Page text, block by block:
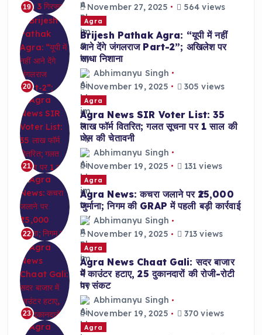
19 November 27, 2025 564 views
20
Agra
Brijesh Pathak Agra: “यूपी में नहीं
आने देंगे जंगलराज Part-2”; अखिलेश पर
साधा निशाना
Abhimanyu Singh
November 19, 2025
305 views
21
Agra
Agra News SIR Voter List: 35
लाख फॉर्म वितरित; गलत सूचना पर 1 साल की
जेल की चेतावनी
Abhimanyu Singh
November 19, 2025
131 views
22
Agra
Agra News: कचरा जलाने पर ₹25,000
जुर्माना; निगम की GRAP में पहली बड़ी कार्रवाई
Abhimanyu Singh
November 19, 2025
713 views
23
Agra
Agra News Chaat Gali: सदर बाजार
में काउंटर हटाए, 25 दुकानदारों की रोजी-रोटी
पर संकट
Abhimanyu Singh
November 19, 2025
370 views
Agra